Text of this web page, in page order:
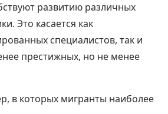
развитию различных
Это касается как
специалистов, так и
престижных, но не менее
в которых мигранты наиболее